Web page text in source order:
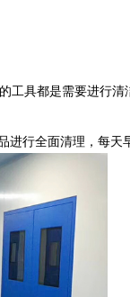
具都是需要进行
行全面清理，每天